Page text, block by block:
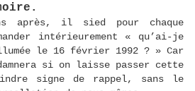
après, il sied pour chaque
intérieurement « qu’ai-je
le 16 février 1992 ? » Car
si on laisse passer cette
signe de rappel, sans le